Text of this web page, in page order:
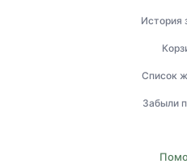
История
Список
Забыли